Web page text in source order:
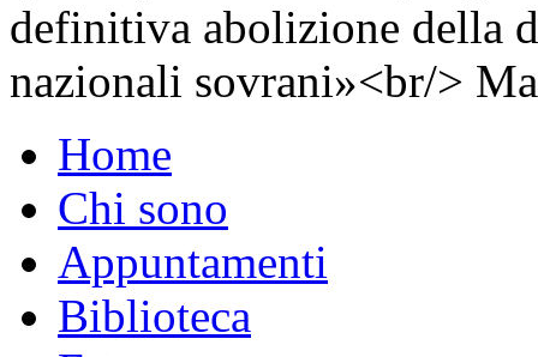
definitiva abolizione della
nazionali sovrani»<br/>
Home
Chi sono
Appuntamenti
Biblioteca